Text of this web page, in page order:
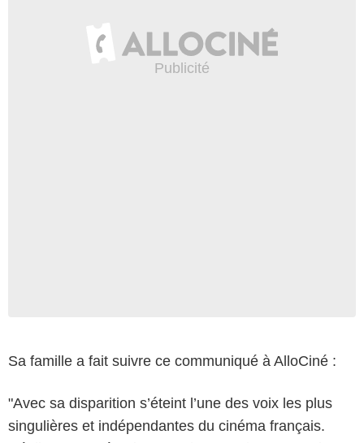
Sa famille a fait suivre ce communiqué à AlloCiné :
"Avec sa disparition s’éteint l’une des voix les plus
singulières et indépendantes du cinéma français.